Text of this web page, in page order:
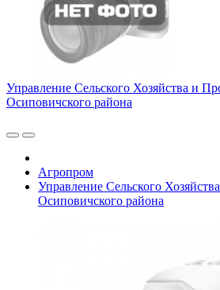
Управление Сельского Хозяйства и
Осиповичского района
Агропром
Управление Сельского
Осиповичского района